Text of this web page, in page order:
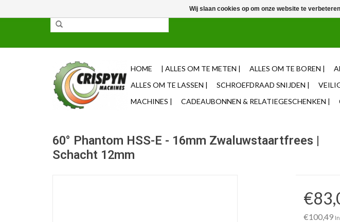
HOME | ALLES OM TE METEN | ALLES OM TE BOREN |
ALLES OM TE LASSEN |
SCHROEFDRAAD SNIJDEN |
MACHINES |
CADEAUBONNEN & RELATIEGESCHENKEN |
60° Phantom HSS-E - 16mm Zwaluwstaartfrees |
Schacht 12mm
€100,49
Wij slaan cookies op om onze website te
✓ 85% uit voorraad leverbaar ✓ Op werkdagen voor 12u besteld, zelfde dag